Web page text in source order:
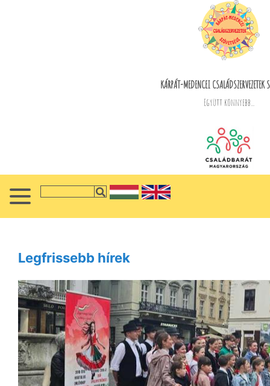
KÁRPÁT-MEDENCEI CSALÁDSZERVEZETEK
Együtt könnyebb...
Legfrissebb hírek